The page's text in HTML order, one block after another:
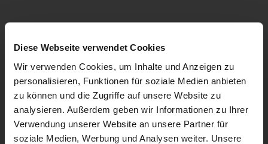
Diese Webseite verwendet Cookies
Wir verwenden Cookies, um Inhalte und Anzeigen zu
personalisieren, Funktionen für soziale Medien anbieten
zu können und die Zugriffe auf unsere Website zu
analysieren. Außerdem geben wir Informationen zu Ihrer
Verwendung unserer Website an unsere Partner für
soziale Medien, Werbung und Analysen weiter. Unsere